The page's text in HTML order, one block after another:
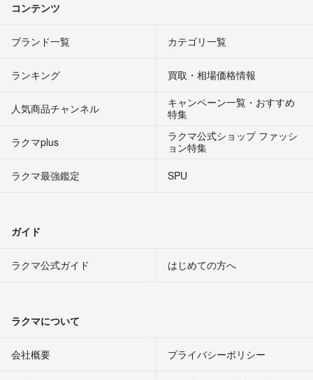
コンテンツ
ブランド一覧 カテゴリ一覧
ランキング 買取・相場価格情報
人気商品チャンネル
キャンペーン一覧・おすすめ
特集
ラクマplus
ラクマ公式ショップ ファッシ
ョン特集
ラクマ最強鑑定
SPU
ガイド
ラクマ公式ガイド はじめての方へ
ラクマについて
会社概要 プライバシーポリシー